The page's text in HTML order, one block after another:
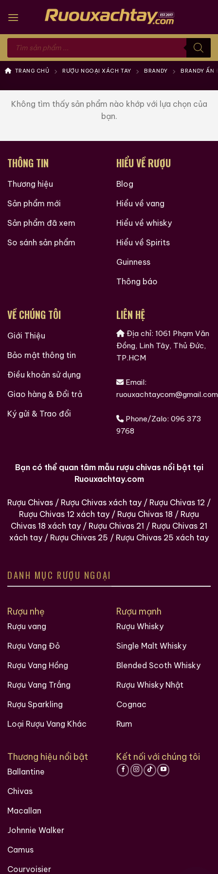
Tìm
kiếm
phẩm
TRANG CHỦ RƯỢU NGOẠI XÁCH TAY BRANDY BRANDY ẤN
Không tìm thấy sản phẩm nào khớp với lựa chọn của
bạn.
THÔNG TIN
Thương hiệu
Sản phẩm mới
Sản phẩm đã xem
So sánh sản phẩm
HIỂU VỀ RƯỢU
Blog
Hiểu về vang
Hiểu về whisky
Hiểu về Spirits
Guinness
Thông báo
VỀ CHÚNG TÔI
Giới Thiệu
Bảo mật thông tin
Điều khoản sử dụng
Giao hàng & Đổi trả
Ký gửi & Trao đổi
LIÊN HỆ
Địa chỉ: 1061 Phạm Văn
Đồng, Linh Tây, Thủ Đức,
TP.HCM
Email:
ruouxachtaycom@gmail.com
Phone/Zalo: 096 373
9768
Bạn có thể quan tâm mẫu rượu chivas nổi bật tại
Ruouxachtay.com
Rượu Chivas / Rượu Chivas xách tay / Rượu Chivas 12 /
Rượu Chivas 12 xách tay / Rượu Chivas 18 / Rượu
Chivas 18 xách tay / Rượu Chivas 21 / Rượu Chivas 21
xách tay / Rượu Chivas 25 / Rượu Chivas 25 xách tay
DANH MỤC RƯỢU NGOẠI
Rượu nhẹ
Rượu vang
Rượu Vang Đỏ
Rượu Vang Hồng
Rượu Vang Trắng
Rượu Sparkling
Loại Rượu Vang Khác
Rượu mạnh
Rượu Whisky
Single Malt Whisky
Blended Scoth Whisky
Rượu Whisky Nhật
Cognac
Rum
Thương hiệu nổi bật
Ballantine
Chivas
Macallan
Johnnie Walker
Camus
Courvoisier
Kết nối với chúng tôi